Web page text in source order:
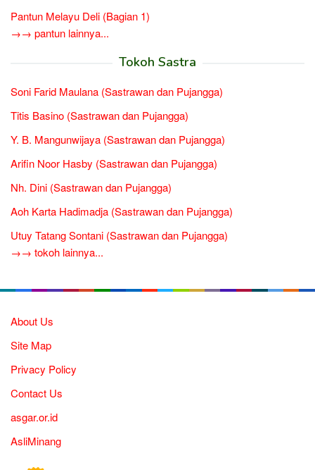
Pantun Melayu Deli (Bagian 1)
→→ pantun lainnya...
Tokoh Sastra
Soni Farid Maulana (Sastrawan dan Pujangga)
Titis Basino (Sastrawan dan Pujangga)
Y. B. Mangunwijaya (Sastrawan dan Pujangga)
Arifin Noor Hasby (Sastrawan dan Pujangga)
Nh. Dini (Sastrawan dan Pujangga)
Aoh Karta Hadimadja (Sastrawan dan Pujangga)
Utuy Tatang Sontani (Sastrawan dan Pujangga)
→→ tokoh lainnya...
About Us
Site Map
Privacy Policy
Contact Us
asgar.or.id
AsliMinang